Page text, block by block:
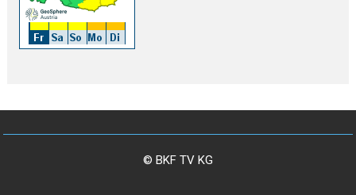
© BKF TV KG